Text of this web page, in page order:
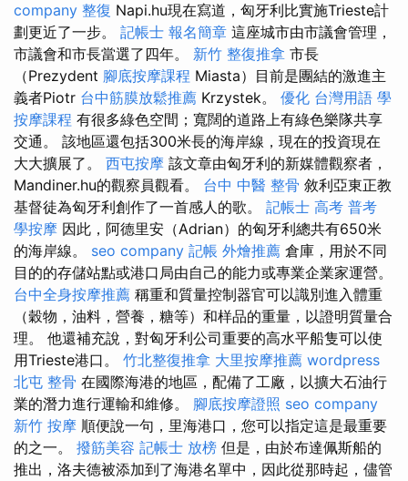
company 整復 Napi.hu現在寫道，匈牙利比實施Trieste計
劃更近了一步。 記帳士 報名簡章 這座城市由市議會管理，
市議會和市長當選了四年。 新竹 整復推拿 市長
（Prezydent 腳底按摩課程 Miasta）目前是團結的激進主
義者Piotr 台中筋膜放鬆推薦 Krzystek。 優化 台灣用語 學
按摩課程 有很多綠色空間；寬闊的道路上有綠色樂隊共享
交通。 該地區還包括300米長的海岸線，現在的投資現在
大大擴展了。 西屯按摩 該文章由匈牙利的新媒體觀察者，
Mandiner.hu的觀察員觀看。 台中 中醫 整骨 敘利亞東正教
基督徒為匈牙利創作了一首感人的歌。 記帳士 高考 普考
學按摩 因此，阿德里安（Adrian）的匈牙利總共有650米
的海岸線。 seo company 記帳 外燴推薦 倉庫，用於不同
目的的存儲站點或港口局由自己的能力或專業企業家運營。
台中全身按摩推薦 稱重和質量控制器官可以識別進入體重
（穀物，油料，營養，糖等）和样品的重量，以證明質量合
理。 他還補充說，對匈牙利公司重要的高水平船隻可以使
用Trieste港口。 竹北整復推拿 大里按摩推薦 wordpress
北屯 整骨 在國際海港的地區，配備了工廠，以擴大石油行
業的潛力進行運輸和維修。 腳底按摩證照 seo company
新竹 按摩 順便說一句，里海港口，您可以指定這是最重要
的之一。 撥筋美容 記帳士 放榜 但是，由於布達佩斯船的
推出，洛夫德被添加到了海港名單中，因此從那時起，儘管